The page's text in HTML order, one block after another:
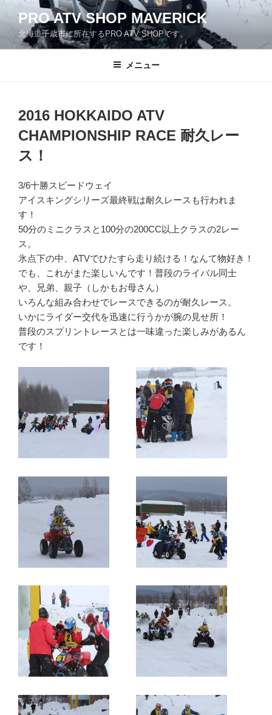
テ
ン
PRO ATV SHOP MAVERICK
北海道千歳市に所在するPRO ATV SHOPです。
メニュー
2016 HOKKAIDO ATV
CHAMPIONSHIP RACE 耐久レー
ス！
3/6十勝スピードウェイ
アイスキングシリーズ最終戦は耐久レースも行われま
す！
50分のミニクラスと100分の200CC以上クラスの2レー
ス。
氷点下の中、ATVでひたすら走り続ける！なんて物好き！
でも、これがまた楽しいんです！普段のライバル同士
や、兄弟、親子（しかもお母さん）
いろんな組み合わせでレースできるのが耐久レース。
いかにライダー交代を迅速に行うかが腕の見せ所！
普段のスプリントレースとは一味違った楽しみがあるん
です！